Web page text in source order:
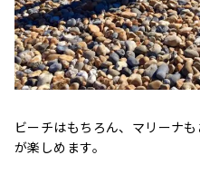
ビーチはもちろん、マリーナ
が楽しめます。